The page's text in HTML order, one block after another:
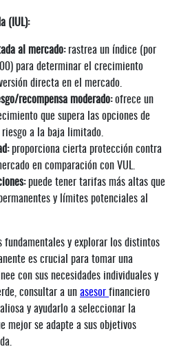
(IUL):
al mercado: rastrea un índice (por
para determinar el crecimiento
directa en el mercado.
recompensa moderado:ofrece un
que supera las opciones de
a la baja limitado.
proporciona cierta protección contra
en comparación con VUL.
puede tener tarifas más altas que
y límites potenciales al
fundamentales y explorar los distintos
es crucial para tomar una
con sus necesidades individuales y
consultar a un asesor financiero
y ayudarlo a seleccionar la
mejor se adapte a sus objetivos